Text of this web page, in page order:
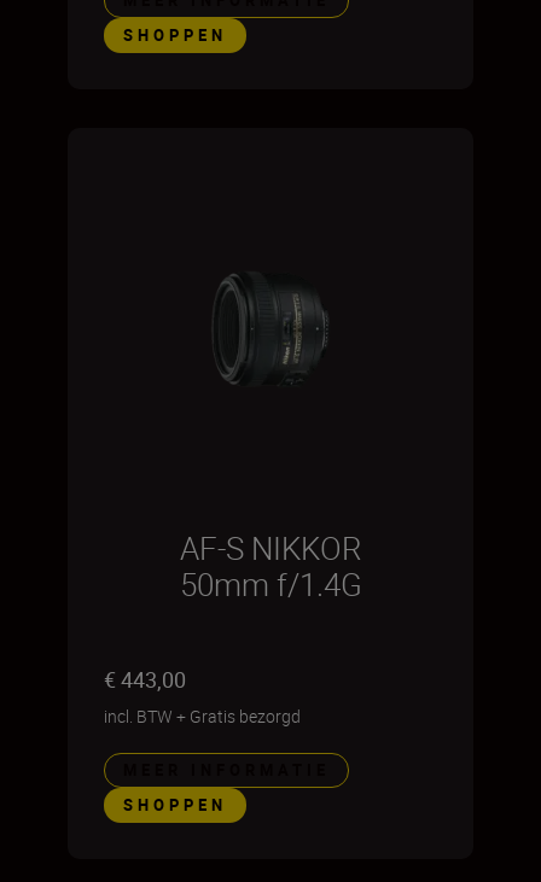
SHOPPEN
AF-S NIKKOR
50mm f/1.4G
€ 443,00
incl. BTW + Gratis bezorgd
SHOPPEN